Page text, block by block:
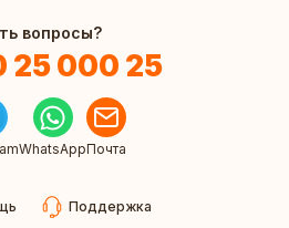
вопросы?
25 000 25
WhatsAppПочта
Поддержка